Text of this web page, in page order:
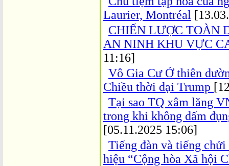
Laurier, Montréal
CHIẾN LƯỢC TOÀN
AN NINH KHU VỰC
11:16]
Vô Gia Cư Ở thiên
Chiều thời đại Trump
Tại sao TQ xâm lăng
trong khi không dấm
[05.11.2025 15:06]
Tiếng đàn và tiếng
hiệu “Cộng hòa Xã hội